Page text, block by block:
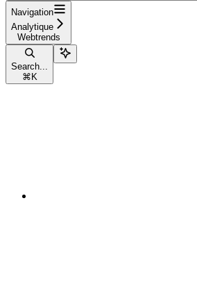
Navigation
Analytique
Webtrends
Search...
⌘ K